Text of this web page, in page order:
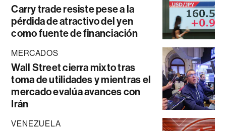
Carry trade resiste pese a la
pérdida de atractivo del yen
como fuente de financiación
MERCADOS
Wall Street cierra mixto tras
toma de utilidades y mientras el
mercado evalúa avances con
Irán
VENEZUELA